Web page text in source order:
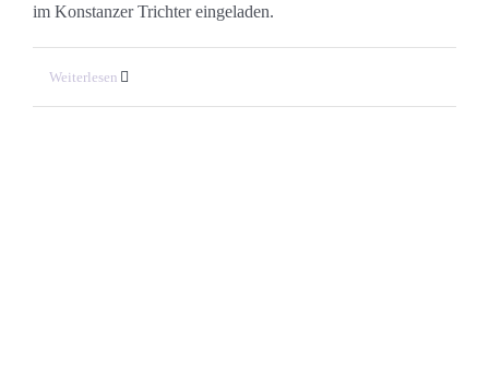
im Konstanzer Trichter eingeladen.
Weiterlesen